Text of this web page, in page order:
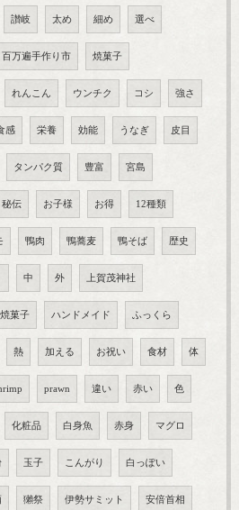
讃岐 太め 細め 選べ
百万遍手作り市 焼菓子
れんこん ウンチク コシ 強さ
感 栄養 効能 うなぎ 皮目
タンパク質 豊富 宮島
秘伝 お子様 お得 12種類
鴨肉 鴨蕎麦 鴨そば 歴史
中 外 上賀茂神社
菓子 ハンドメイド ふっくら
熱 加える お祝い 食材 体
prawn 違い 赤い 色
化粧品 白身魚 赤身 マグロ
玉子 こんがり 白っぽい
獺祭 伊勢サミット 安倍首相